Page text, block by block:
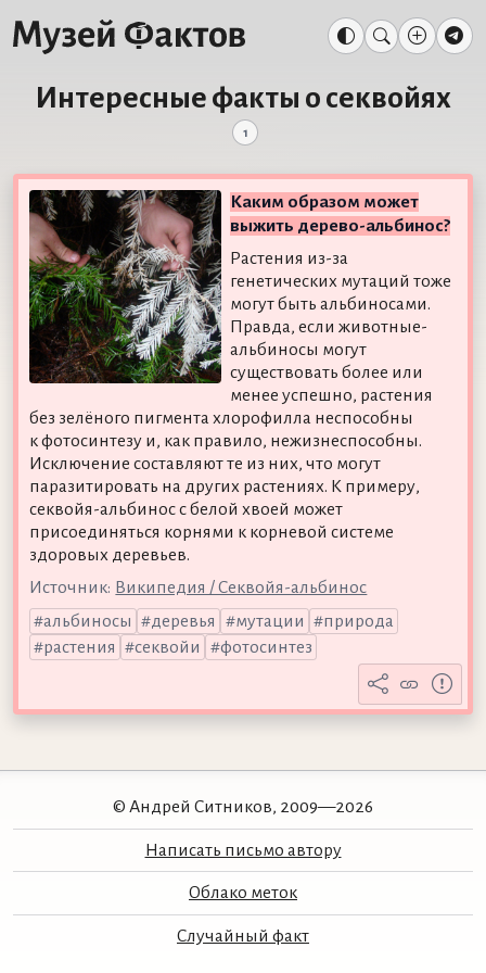
Интересные факты о секвойях
1
Каким образом может
выжить дерево-альбинос?
Растения из-за
генетических мутаций тоже
могут быть альбиносами.
Правда, если животные-
альбиносы могут
существовать более или
менее успешно, растения
без зелёного пигмента хлорофилла неспособны
к фотосинтезу и, как правило, нежизнеспособны.
Исключение составляют те из них, что могут
паразитировать на других растениях. К примеру,
секвойя-альбинос с белой хвоей может
присоединяться корнями к корневой системе
здоровых деревьев.
Источник: Википедия / Секвойя-альбинос
альбиносы
деревья мутации
природа
растения
секвойи фотосинтез
© Андрей Ситников, 2009—2026
Написать письмо автору
Облако меток
Случайный факт